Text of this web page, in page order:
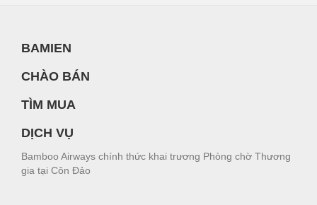
BAMIEN
CHÀO BÁN
TÌM MUA
DỊCH VỤ
Bamboo Airways chính thức khai trương Phòng chờ Thương
gia tại Côn Đảo